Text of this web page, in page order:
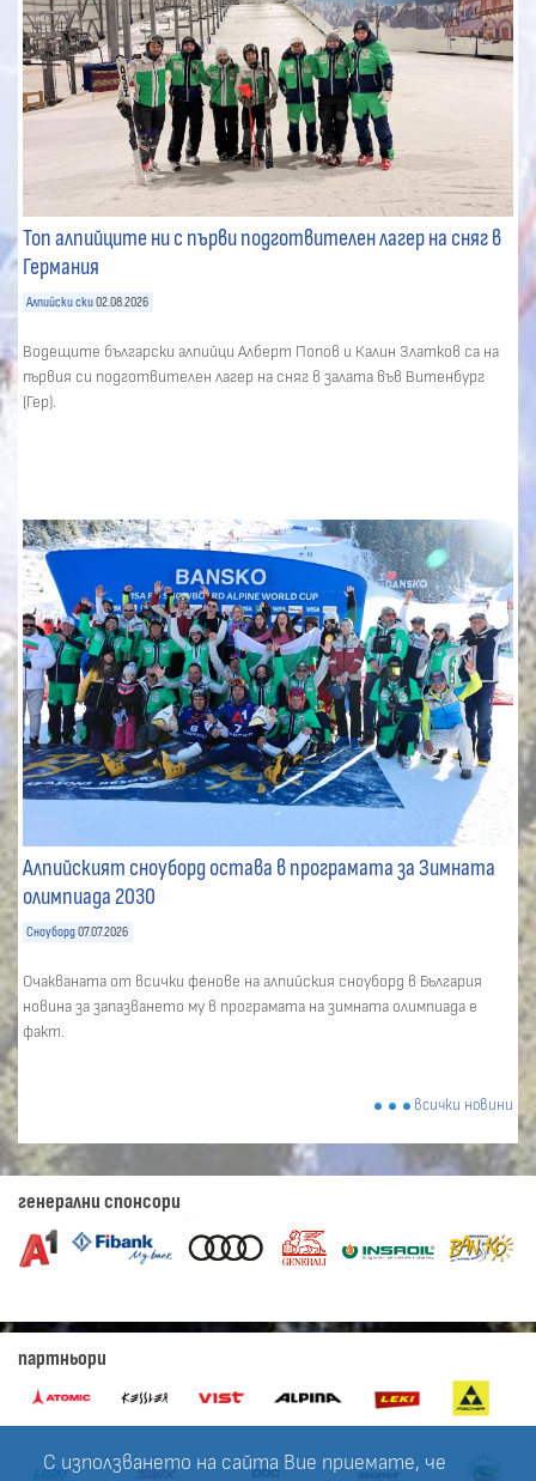
С използването на сайта Вие приемате, че
Топ алпийците ни с първи подготвителен лагер на сняг в
Германия
Алпийски ски 02.08.2026
Водещите български алпийци Алберт Попов и Калин Златков са на
първия си подготвителен лагер на сняг в залата във Витенбург
(Гер).
Алпийският сноуборд остава в програмата за Зимната
олимпиада 2030
Сноуборд 07.07.2026
Очакваната от всички фенове на алпийския сноуборд в България
новина за запазването му в програмата на зимната олимпиада е
факт.
всички новини
генерални спонсори
партньори